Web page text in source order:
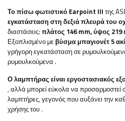
Το πίσω φωτιστικό Earpoint III της
εγκατάσταση στη δεξιά πλευρά του
διαστάσεις: πλάτος 146 mm, ύψος 219
Εξοπλισμένο με βύσμα μπαγιονέτ 5
γρήγορη εγκατάστασησε
ρυμουλκούμενα .
Ο λαμπτήρας είναι εργοστασιακός
, αλλά μπορεί εύκολα να προσαρμοστεί
λαμπτήρες, γεγονός που αυξάνει την
χρήσης του .